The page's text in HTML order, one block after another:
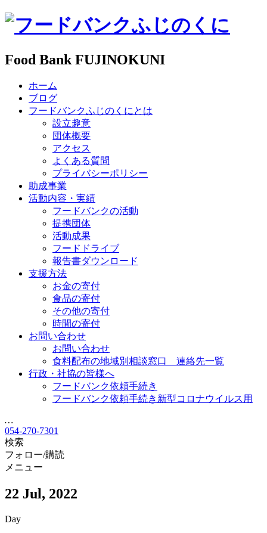
Food Bank FUJINOKUNI
ホーム
ブログ
フードバンクふじのくにとは
設立趣意
団体概要
アクセス
よくある質問
プライバシーポリシー
助成事業
活動内容・実績
フードバンクの活動
提携団体
活動成果
フードドライブ
報告書ダウンロード
支援方法
お金の寄付
食品の寄付
その他の寄付
時間の寄付
お問い合わせ
お問い合わせ
食料配布の地域別相談窓口 連絡先一覧
行政・社協の皆様へ
フードバンク依頼手続き
フードバンク依頼手続き新型コロナウイルス用
…
054-270-7301
検索
フォロー/購読
メニュー
22 Jul, 2022
Day